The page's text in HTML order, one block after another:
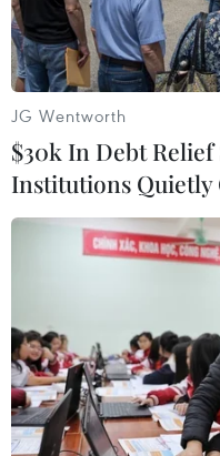
Cảnh sát tuần tra gần địa
G7 ở Karuizawa,
Theo kế hoạch, Hội
JG Wentworth
$30k In Debt
Institutions Quietly